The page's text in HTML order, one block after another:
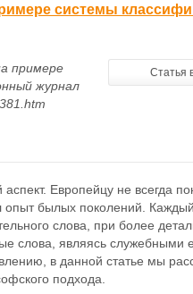
системы
примере
журнал
Статья
Европейцу не всегда
опыт былых поколений.
слова, при более
слова, являясь служебными
в данной статье мы
подхода.